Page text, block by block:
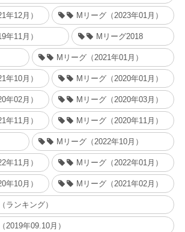
年12月） Mリーグ（2023年01月）
年11月） Mリーグ2018
Mリーグ（2021年01月）
年10月） Mリーグ（2020年01月）
年02月） Mリーグ（2020年03月）
年11月） Mリーグ（2020年11月）
Mリーグ（2022年10月）
年11月） Mリーグ（2022年01月）
年10月） Mリーグ（2021年02月）
ランキング）
2019年09.10月）